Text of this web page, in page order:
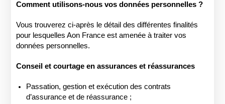
Comment utilisons-nous vos données personnelles ?
Vous trouverez ci-après le détail des différentes finalités
pour lesquelles Aon France est amenée à traiter vos
données personnelles.
Conseil et courtage en assurances et réassurances
Passation, gestion et exécution des contrats
d’assurance et de réassurance ;